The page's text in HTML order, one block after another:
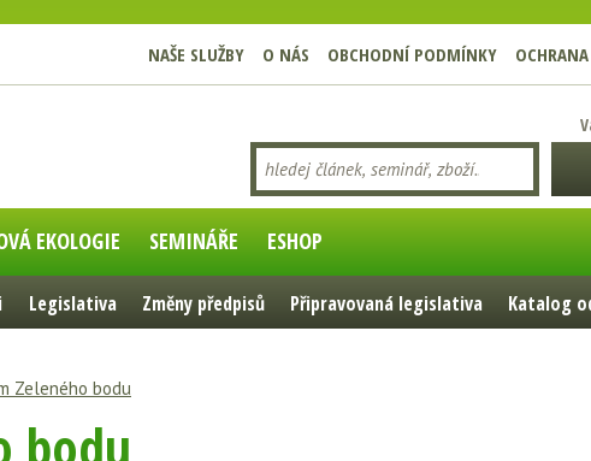
NAŠE SLUŽBY O NÁS OBCHODNÍ PODMÍNKY
EKOLOGIE SEMINÁŘE ESHOP
Legislativa Změny předpisů Připravovaná legislativa Katalog
Zeleného bodu